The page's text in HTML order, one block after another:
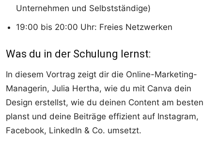
Unternehmen und Selbstständige)
19:00 bis 20:00 Uhr: Freies Netzwerken
Was du in der Schulung lernst:
In diesem Vortrag zeigt dir die Online-Marketing-
Managerin, Julia Hertha, wie du mit Canva dein
Design erstellst, wie du deinen Content am besten
planst und deine Beiträge effizient auf Instagram,
Facebook, LinkedIn & Co. umsetzt.